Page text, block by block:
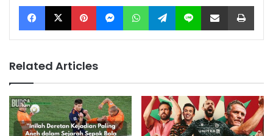
Facebook X Pinterest Messenger WhatsApp Telegram Line Share via Email
Related Articles